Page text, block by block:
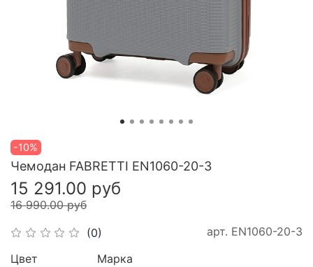
-10%
(0) арт. EN1060-20-3
Чемодан FABRETTI EN1060-20-3
15 291.00 руб
16 990.00 руб
Цвет Марка